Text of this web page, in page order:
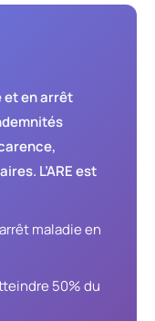
et en arrêt
L’ARE est
maladie en
50% du